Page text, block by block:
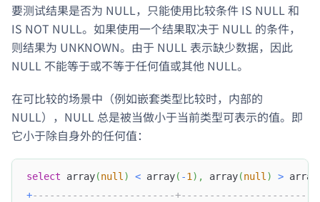
要测试结果是否为 NULL，只能使用比较条件 IS NULL 和
IS NOT NULL。如果使用一个结果取决于 NULL 的条件，
则结果为 UNKNOWN。由于 NULL 表示缺少数据，因此
NULL 不能等于或不等于任何值或其他 NULL。
在可比较的场景中（例如嵌套类型比较时，内部的
NULL），NULL 总是被当做小于当前类型可表示的值。即
它小于除自身外的任何值：
select array(null ) < array( -1 ) , array(null ) > array
+-------------------------